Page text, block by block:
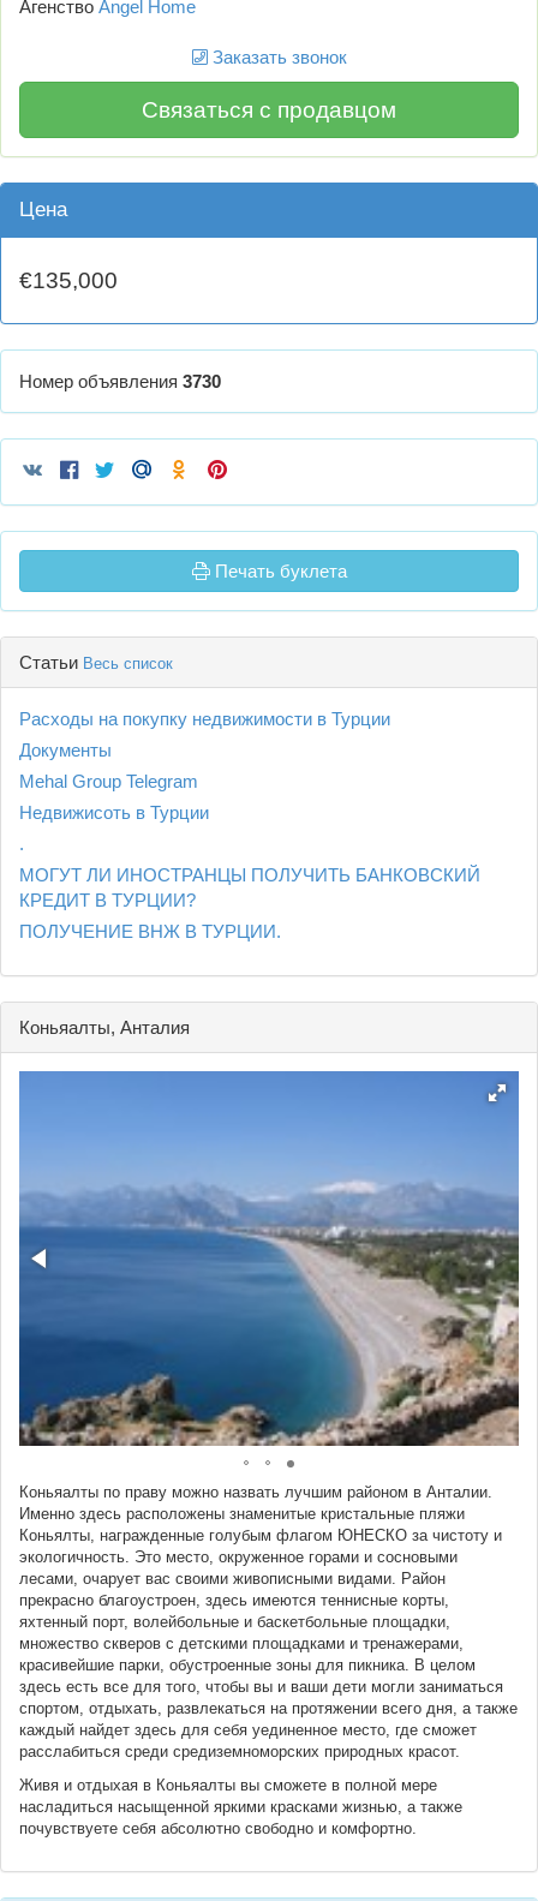
Агенство Angel Home
Заказать звонок
Связаться с продавцом
Цена
€135,000
Номер объявления 3730
Печать буклета
Статьи Весь список
Расходы на покупку недвижимости в Турции
Документы
Mehal Group Telegram
Недвижисоть в Турции
.
МОГУТ ЛИ ИНОСТРАНЦЫ ПОЛУЧИТЬ БАНКОВСКИЙ
КРЕДИТ В ТУРЦИИ?
ПОЛУЧЕНИЕ ВНЖ В ТУРЦИИ.
Коньяалты, Анталия
Коньяалты по праву можно назвать лучшим районом в Анталии.
Именно здесь расположены знаменитые кристальные пляжи
Коньялты, награжденные голубым флагом ЮНЕСКО за чистоту и
экологичность. Это место, окруженное горами и сосновыми
лесами, очарует вас своими живописными видами. Район
прекрасно благоустроен, здесь имеются теннисные корты,
яхтенный порт, волейбольные и баскетбольные площадки,
множество скверов с детскими площадками и тренажерами,
красивейшие парки, обустроенные зоны для пикника. В целом
здесь есть все для того, чтобы вы и ваши дети могли заниматься
спортом, отдыхать, развлекаться на протяжении всего дня, а также
каждый найдет здесь для себя уединенное место, где сможет
расслабиться среди средиземноморских природных красот.
Живя и отдыхая в Коньяалты вы сможете в полной мере
насладиться насыщенной яркими красками жизнью, а также
почувствуете себя абсолютно свободно и комфортно.